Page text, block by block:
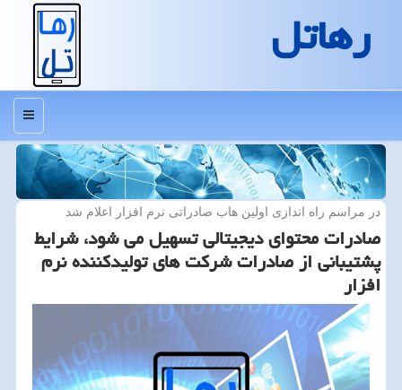
رهاتل
منو
در مراسم راه اندازی اولین هاب صادراتی نرم افزار اعلام شد
صادرات محتوای دیجیتالی تسهیل می شود، شرایط
پشتیبانی از صادرات شركت های تولیدكننده نرم
افزار